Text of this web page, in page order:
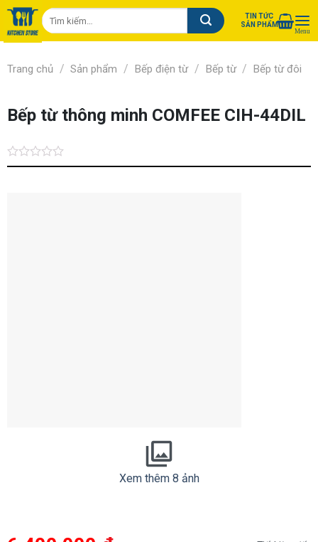
Chuyển
đến
nội
dung
Tìm
kiếm:
TIN TỨC
SẢN PHẨM
Trang chủ / Sản phẩm / Bếp điện từ / Bếp từ / Bếp từ đôi
Bếp từ thông minh COMFEE CIH-44DIL
Được
Xem thêm 8 ảnh
Giá
Giá